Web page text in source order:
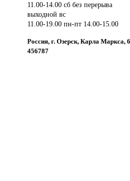
11.00-14.00 сб без перерыва
выходной вс
11.00-19.00 пн-пт 14.00-15.00
Россия, г. Озерск, Карла Маркса,
456787